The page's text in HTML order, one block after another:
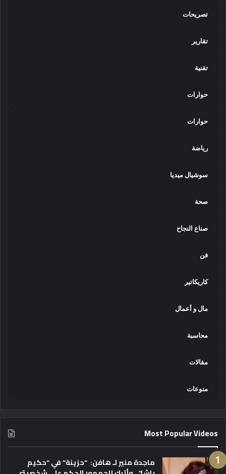
تصريحات
تقارير
تقنية
حوارات
حوارات
رياضة
سوشيال ميديا
صحة
صناع النجاح
فن
كاريكاتير
مال و أعمال
محاسبة
مقالات
منوعات
Most Popular Videos
ماجدة منير لـ هافن: “حزينة” في “حكيم